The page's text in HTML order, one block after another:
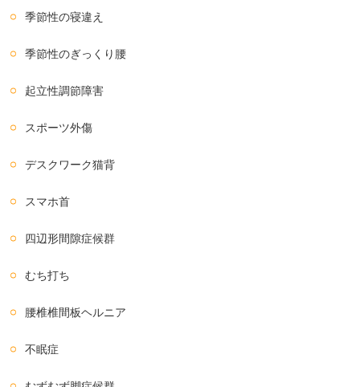
季節性の寝違え
季節性のぎっくり腰
起立性調節障害
スポーツ外傷
デスクワーク猫背
スマホ首
四辺形間隙症候群
むち打ち
腰椎椎間板ヘルニア
不眠症